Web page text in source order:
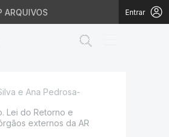
ARQUIVOS Entrar
da AR
e Ana Pedrosa-
Lei do Retorno e
externos da AR